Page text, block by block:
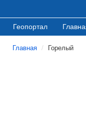
Геопортал
Главная Горелый